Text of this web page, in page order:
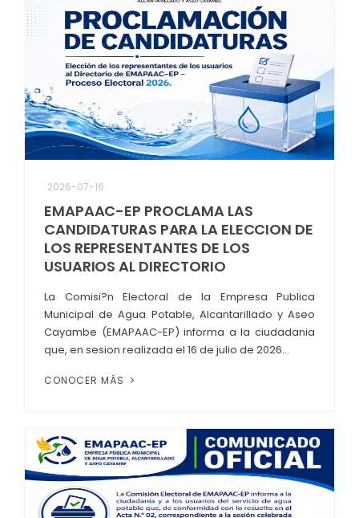
2026-07-16
EMAPAAC-EP PROCLAMA LAS
CANDIDATURAS PARA LA ELECCION DE
LOS REPRESENTANTES DE LOS
USUARIOS AL DIRECTORIO
La Comisi?n Electoral de la Empresa Publica
Municipal de Agua Potable, Alcantarillado y Aseo
Cayambe (EMAPAAC-EP) informa a la ciudadania
que, en sesion realizada el 16 de julio de 2026...
CONOCER MÁS